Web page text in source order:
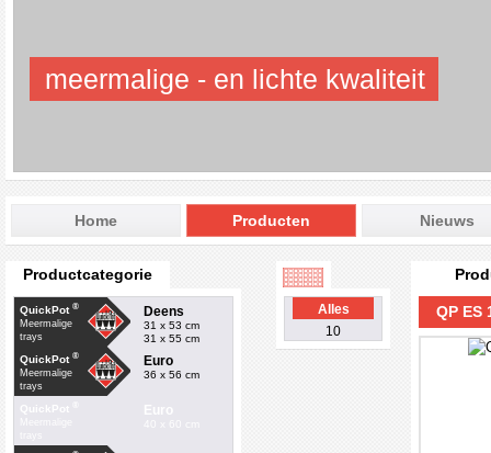
meermalige - en lichte kwaliteit
Home Producten Nieuws
Productcategorie
QuickPot ®
Meermalige
trays
Deens
31 x 53 cm
31 x 55 cm
QuickPot ®
Meermalige
trays
Euro
36 x 56 cm
QuickPot Euro
40 x 60 cm
Alles
10
QP ES